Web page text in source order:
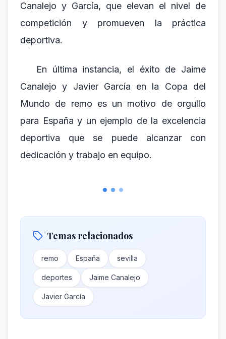
Canalejo y García, que elevan el nivel de
competición y promueven la práctica
deportiva.
En última instancia, el éxito de Jaime
Canalejo y Javier García en la Copa del
Mundo de remo es un motivo de orgullo
para España y un ejemplo de la excelencia
deportiva que se puede alcanzar con
dedicación y trabajo en equipo.
Temas relacionados
remo España sevilla
deportes Jaime Canalejo
Javier García